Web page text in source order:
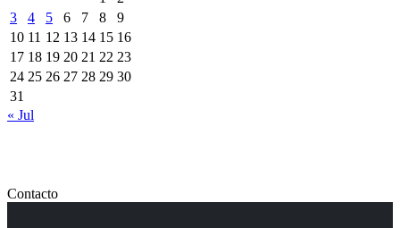
3
4 5 6 7 8
9
10 11 12 13 14 15 16
17 18 19 20 21 22 23
24 25 26 27 28 29 30
31
« Jul
Contacto